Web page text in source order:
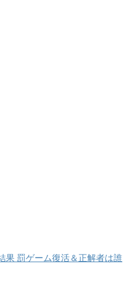
果 罰ゲーム復活＆正解者は誰